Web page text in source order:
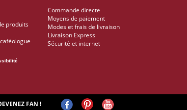
produits
Commande directe
Moyens de paiement
Modes et frais de livraison
Livraison Express
Sécurité et internet
FAN !